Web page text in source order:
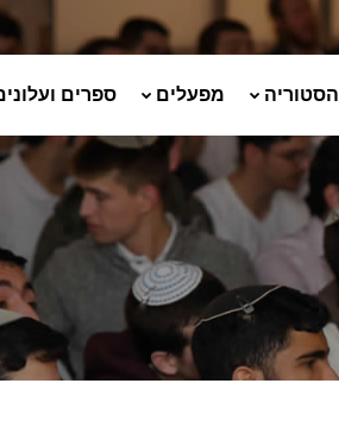
הסטוריה מפעלים ספרים